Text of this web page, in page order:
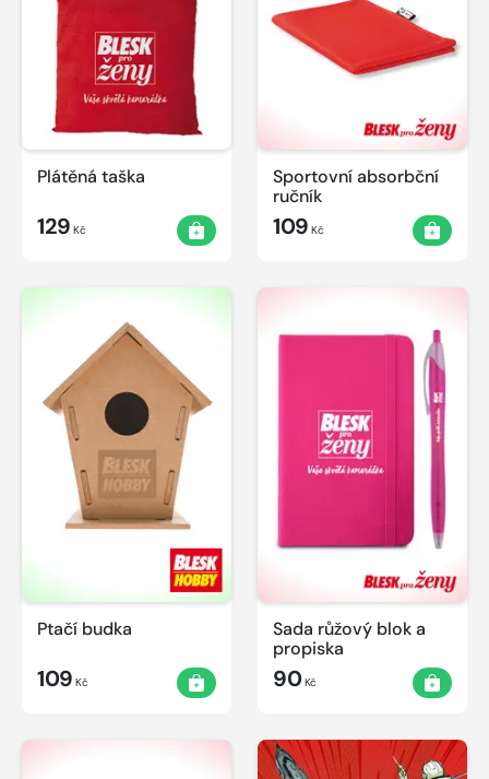
Plátěná taška
129 Kč
Sportovní absorbční
ručník
109 Kč
Ptačí budka
109 Kč
Sada růžový blok a
propiska
90Kč